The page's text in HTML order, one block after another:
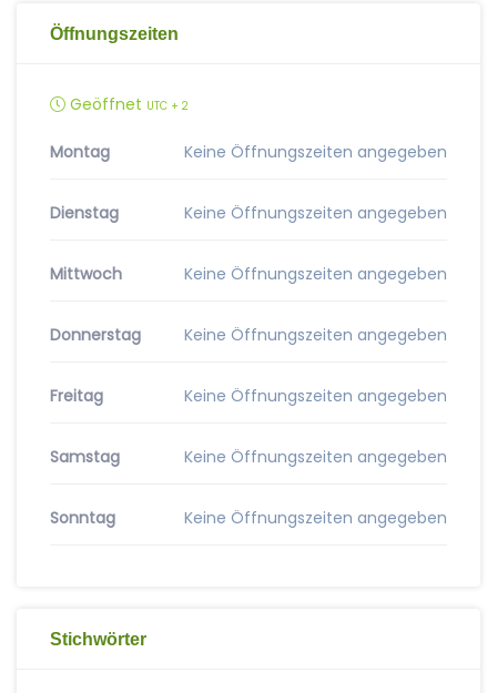
Öffnungszeiten
Geöffnet UTC + 2
Montag Keine Öffnungszeiten angegeben
Dienstag Keine Öffnungszeiten angegeben
Mittwoch Keine Öffnungszeiten angegeben
Donnerstag Keine Öffnungszeiten angegeben
Freitag Keine Öffnungszeiten angegeben
Samstag Keine Öffnungszeiten angegeben
Sonntag Keine Öffnungszeiten angegeben
Stichwörter